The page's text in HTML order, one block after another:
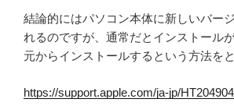
結論的にはパソコン本体に新しいバー
れるのですが、通常だとインストール
元からインストールするという方法をと
https://support.apple.com/ja-jp/HT204904